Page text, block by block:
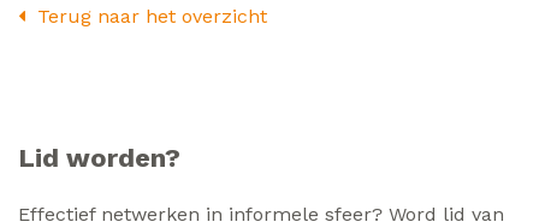
Terug naar het overzicht
Lid worden?
Effectief netwerken in informele sfeer? Word lid van